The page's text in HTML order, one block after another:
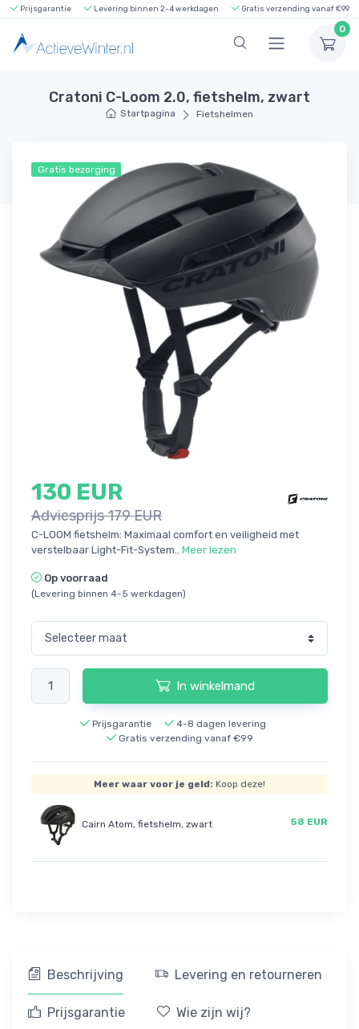
Prijsgarantie Levering binnen 2-4 werkdagen Gratis verzending vanaf €99
0
Cratoni C-Loom 2.0, fietshelm, zwart
Startpagina Fietshelmen
Gratis bezorging
130 EUR
Adviesprijs 179 EUR
C-LOOM fietshelm: Maximaal comfort en veiligheid met
verstelbaar Light-Fit-System.. Meer lezen
Op voorraad
(Levering binnen 4-5 werkdagen)
In winkelmand
Prijsgarantie
4-8 dagen levering
Gratis verzending vanaf €99
Meer waar voor je geld: Koop deze!
Cairn Atom, fietshelm, zwart 58 EUR
Beschrijving Levering en retourneren
Prijsgarantie Wie zijn wij?